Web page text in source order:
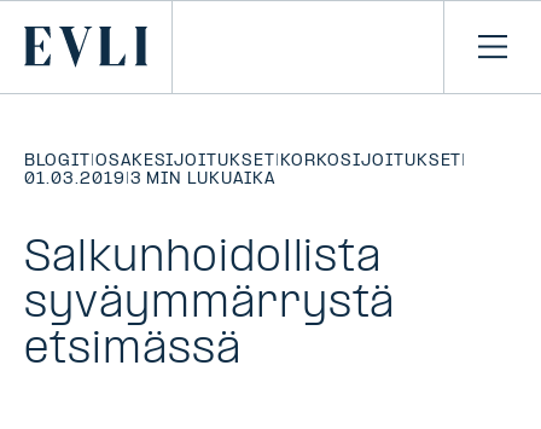
Primary
Avaa
BLOGIT |OSAKESIJOITUKSET | KORKOSIJOITUKSET |
01.03.2019 |3 MIN LUKUAIKA
Salkunhoidollista
syväymmärrystä
etsimässä